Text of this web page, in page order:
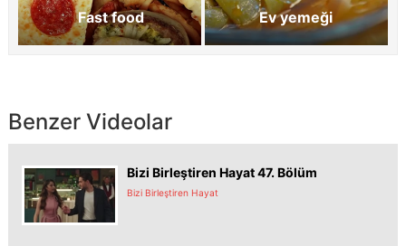
Fast food Ev yemeği
Benzer Videolar
Bizi Birleştiren Hayat 47. Bölüm
Bizi Birleştiren Hayat